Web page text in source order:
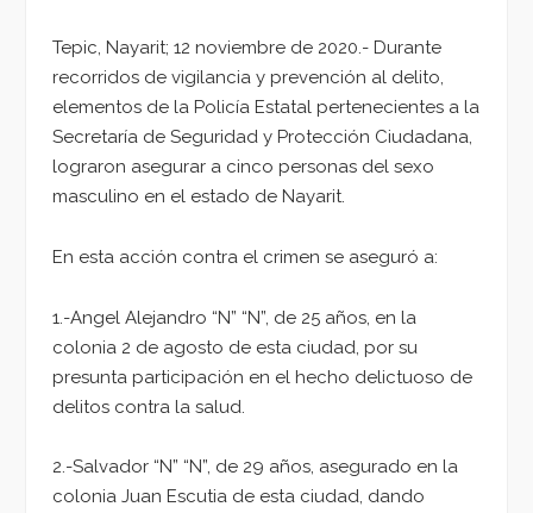
Tepic, Nayarit; 12 noviembre de 2020.- Durante
recorridos de vigilancia y prevención al delito,
elementos de la Policía Estatal pertenecientes a la
Secretaría de Seguridad y Protección Ciudadana,
lograron asegurar a cinco personas del sexo
masculino en el estado de Nayarit.
En esta acción contra el crimen se aseguró a:
1.-Angel Alejandro “N” “N”, de 25 años, en la
colonia 2 de agosto de esta ciudad, por su
presunta participación en el hecho delictuoso de
delitos contra la salud.
2.-Salvador “N” “N”, de 29 años, asegurado en la
colonia Juan Escutia de esta ciudad, dando